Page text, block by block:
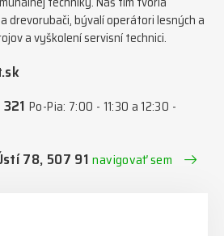
drevorubači, bývalí operátori lesných a
a vyškolení servisní technici.
321Po-Pia: 7:00 - 11:30 a 12:30 -
78, 507 91navigovať sem